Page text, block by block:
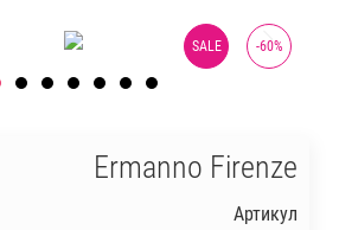
-60%
SALE
Ermanno Firenze
Артикул